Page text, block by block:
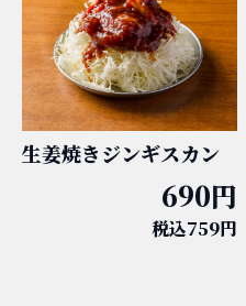
生姜焼きジンギスカン
690円
税込759円